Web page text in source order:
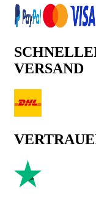
VERSAND